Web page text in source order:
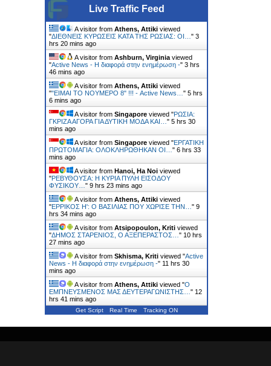
Live Traffic Feed
A visitor from Athens, Attiki viewed
"ΔΙΕΘΝΕΙΣ ΚΥΡΩΣΕΙΣ ΚΑΤΑ ΤΗΣ ΡΩΣΙΑΣ: ΟΙ… " 3
hrs 20 mins ago
A visitor from Ashburn, Virginia viewed
"Active News - Η διαφορά στην ενημέρωση -" 3 hrs
46 mins ago
A visitor from Athens, Attiki viewed
""ΕΙΜΑΙ ΤΟ ΝΟΥΜΕΡΟ 8" !!! - Active News… " 5 hrs
6 mins ago
A visitor from Singapore viewed "ΡΩΣΙΑ:
ΓΚΡΙΖΑ ΑΓΟΡΑ ΓΙΑ ΔΥΤΙΚΗ ΜΟΔΑ ΚΑΙ… " 5 hrs 30
mins ago
A visitor from Singapore viewed "ΕΡΓΑΤΙΚΗ
ΠΡΩΤΟΜΑΓΙΑ: ΟΛΟΚΛΗΡΩΘΗΚΑΝ ΟΙ… " 6 hrs 33
mins ago
A visitor from Hanoi, Ha Noi viewed
"ΡΕΒΥΘΟΥΣΑ: H ΚΥΡΙΑ ΠΥΛΗ ΕΙΣΟΔΟΥ
ΦΥΣΙΚΟΥ… " 9 hrs 23 mins ago
A visitor from Athens, Attiki viewed
"ΕΡΡΙΚΟΣ H': Ο ΒΑΣΙΛΙΑΣ ΠΟΥ ΧΩΡΙΣΕ ΤΗΝ… " 9
hrs 34 mins ago
A visitor from Atsipopoulon, Kriti viewed
"ΔΗΜΟΣ ΣΤΑΡΕΝΙΟΣ, Ο ΑΞΕΠΕΡΑΣΤΟΣ… " 10 hrs
27 mins ago
A visitor from Skhisma, Kriti viewed "Active
News - Η διαφορά στην ενημέρωση -" 11 hrs 30
mins ago
A visitor from Athens, Attiki viewed "Ο
ΕΜΠΝΕΥΣΜΕΝΟΣ ΜΑΣ ΔΕΥΤΕΡΑΓΩΝΙΣΤΗΣ… " 12
hrs 41 mins ago
Get Script Real Time Tracking ON